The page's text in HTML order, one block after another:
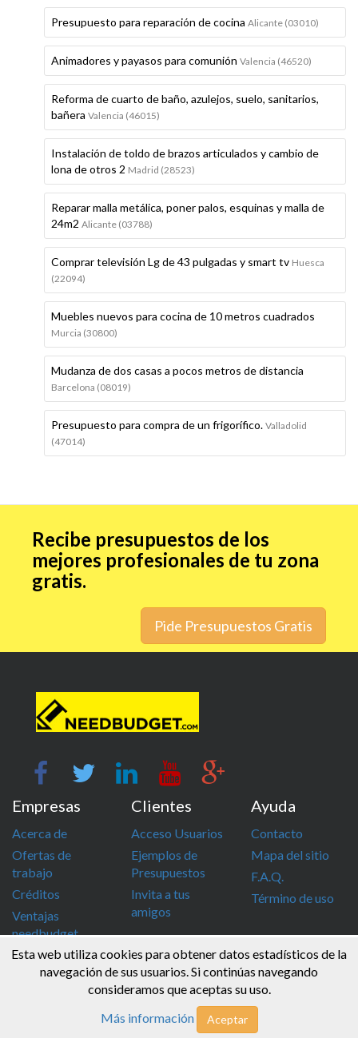
Presupuesto para reparación de cocina Alicante (03010)
Animadores y payasos para comunión Valencia (46520)
Reforma de cuarto de baño, azulejos, suelo, sanitarios,
bañera Valencia (46015)
Instalación de toldo de brazos articulados y cambio de
lona de otros 2 Madrid (28523)
Reparar malla metálica, poner palos, esquinas y malla de
24m2 Alicante (03788)
Comprar televisión Lg de 43 pulgadas y smart tv Huesca
(22094)
Muebles nuevos para cocina de 10 metros cuadrados
Murcia (30800)
Mudanza de dos casas a pocos metros de distancia
Barcelona (08019)
Presupuesto para compra de un frigorífico. Valladolid
(47014)
Recibe presupuestos de los
mejores profesionales de tu zona
gratis.
Pide Presupuestos Gratis
Esta web utiliza cookies para obtener datos estadísticos de la
navegación de sus usuarios. Si continúas navegando
consideramos que aceptas su uso.
Más información
Aceptar
Empresas
Acerca de
Ofertas de
trabajo
Créditos
Ventajas
needbudget
Clientes
Acceso Usuarios
Ejemplos de
Presupuestos
Invita a tus
amigos
Ayuda
Contacto
Mapa del sitio
F.A.Q.
Término de uso
info@needbudget.com
968 862 247
© Needbudget 2015 - 2026 . Todos los derechos reservados